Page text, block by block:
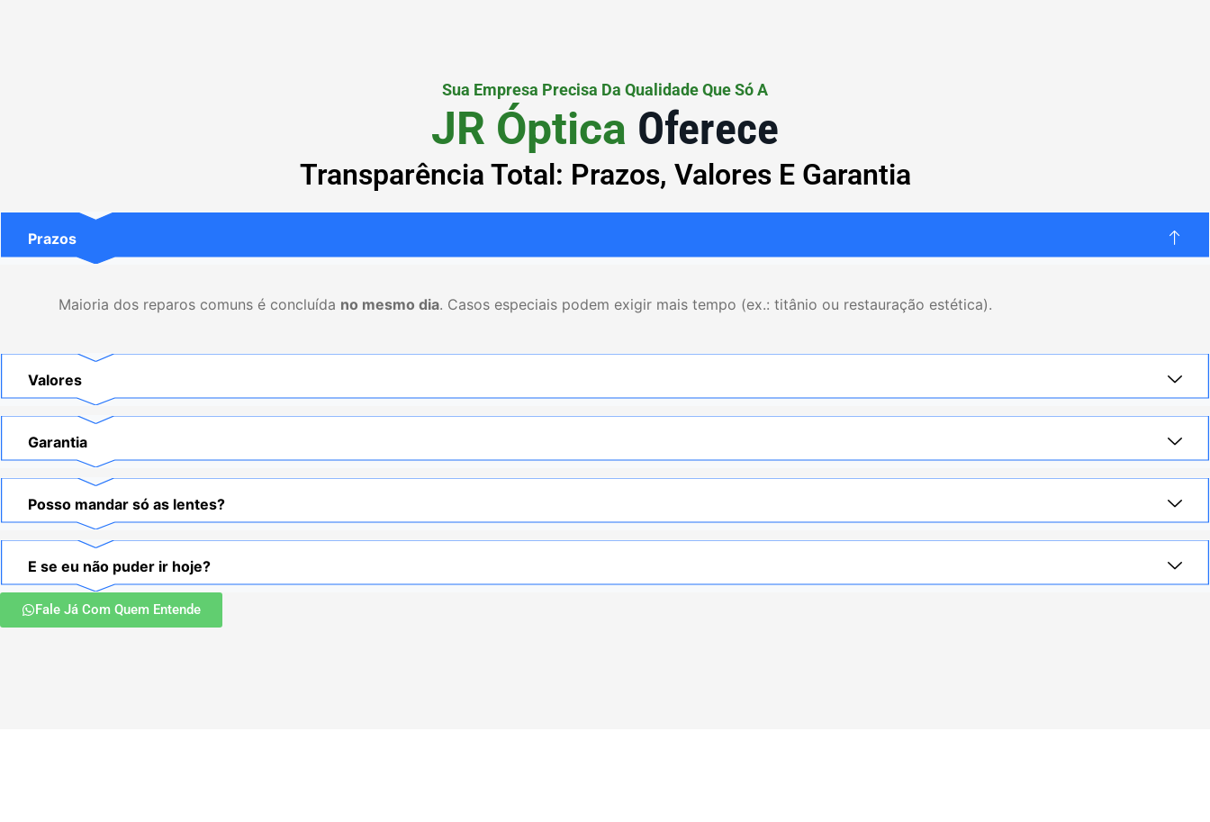
Sua Empresa Precisa Da Qualidade Que Só A
JR Óptica Oferece
Transparência Total: Prazos, Valores E Garantia
Prazos
Maioria dos reparos comuns é concluída no mesmo dia. Casos especiais podem exigir mais tempo (ex.: titânio ou restauração estética).
Valores
Garantia
Posso mandar só as lentes?
E se eu não puder ir hoje?
Fale Já Com Quem Entende